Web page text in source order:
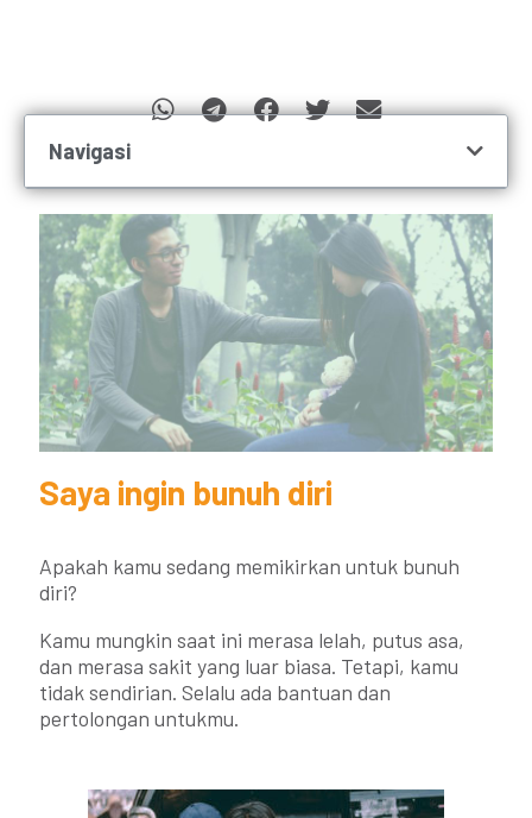
Navigasi
Saya ingin bunuh diri
Apakah kamu sedang memikirkan untuk bunuh
diri?
Kamu mungkin saat ini merasa lelah, putus asa,
dan merasa sakit yang luar biasa. Tetapi, kamu
tidak sendirian. Selalu ada bantuan dan
pertolongan untukmu.